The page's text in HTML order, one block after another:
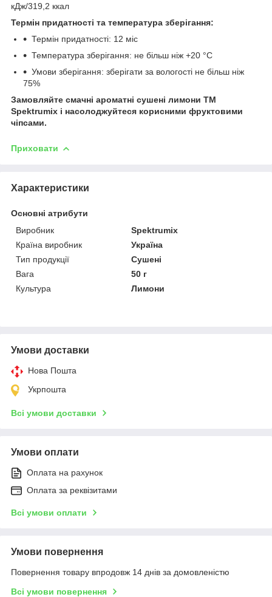
кДж/319,2 ккал
Термін придатності та температура зберігання:
Термін придатності: 12 міс
Температура зберігання: не більш ніж +20 °C
Умови зберігання: зберігати за вологості не більш ніж
75%
Замовляйте смачні ароматні сушені лимони ТМ
Spektrumix і насолоджуйтеся корисними фруктовими
чіпсами.
Приховати
Характеристики
Основні атрибути
Виробник
Spektrumix
Країна виробник
Україна
Тип продукції
Сушені
Вага
50 г
Культура
Лимони
Умови доставки
Нова Пошта
Укрпошта
Всі умови доставки
Умови оплати
Оплата на рахунок
Оплата за реквізитами
Всі умови оплати
Умови повернення
Повернення товару впродовж 14 днів за домовленістю
Всі умови повернення